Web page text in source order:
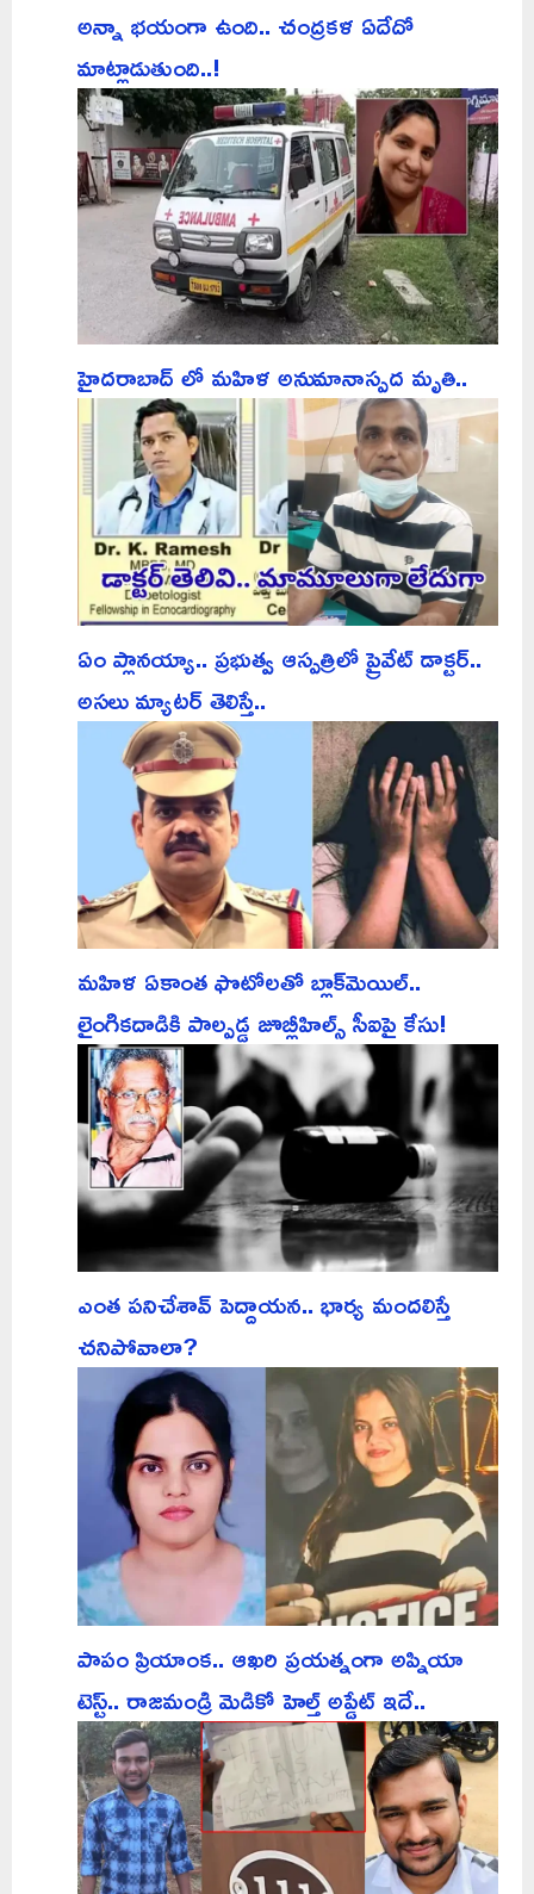
అన్నా భయంగా ఉంది.. చంద్రకళ ఏదేదో
మాట్లాడుతుంది..!
హైదరాబాద్ లో మహిళ అనుమానాస్పద మృతి..
ఏం ప్లానయ్యా.. ప్రభుత్వ ఆస్పత్రిలో ప్రైవేట్ డాక్టర్..
అసలు మ్యాటర్ తెలిస్తే..
మహిళ ఏకాంత ఫొటోలతో బ్లాక్‌మెయిల్..
లైంగికదాడికి పాల్పడ్డ జూబ్లీహిల్స్ సీఐపై కేసు!
ఎంత పనిచేశావ్ పెద్దాయన.. భార్య మందలిస్తే
చనిపోవాలా?
పాపం ప్రియాంక.. ఆఖరి ప్రయత్నంగా అప్నియా
టెస్ట్.. రాజమండ్రి మెడికో హెల్త్ అప్డేట్ ఇదే..